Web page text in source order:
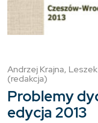
Andrzej Krajna,
(redakcja)
Problemy
edycja 2013